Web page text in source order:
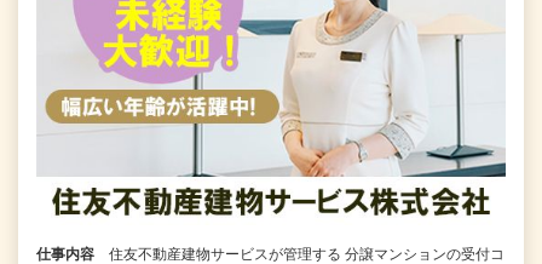
仕事内容
住友不動産建物サービスが管理する 分譲マンションの受付コ